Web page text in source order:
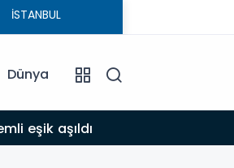
Dünya
eşik aşıldı